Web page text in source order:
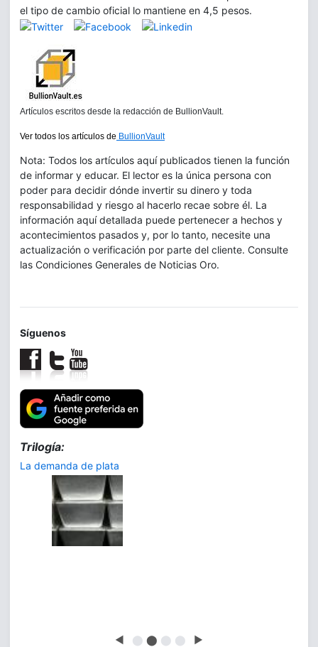
el tipo de cambio oficial lo mantiene en 4,5 pesos.
Artículos escritos desde la redacción de BullionVault.
Ver todos los artículos de BullionVault
Nota: Todos los artículos aquí publicados tienen la función
de informar y educar. El lector es la única persona con
poder para decidir dónde invertir su dinero y toda
responsabilidad y riesgo al hacerlo recae sobre él. La
información aquí detallada puede pertenecer a hechos y
acontecimientos pasados y, por lo tanto, necesite una
actualización o verificación por parte del cliente. Consulte
las Condiciones Generales de Noticias Oro.
Síguenos
Trilogía:
La demanda de plata
◀ ⬤ ⬤ ⬤ ⬤ ▶